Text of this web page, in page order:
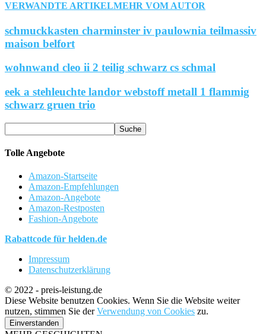
VERWANDTE ARTIKELMEHR VOM AUTOR
schmuckkasten charminster iv paulownia teilmassiv
maison belfort
wohnwand cleo ii 2 teilig schwarz cs schmal
eek a stehleuchte landor webstoff metall 1 flammig
schwarz gruen trio
Tolle Angebote
Amazon-Startseite
Amazon-Empfehlungen
Amazon-Angebote
Amazon-Restposten
Fashion-Angebote
Rabattcode für helden.de
Impressum
Datenschutzerklärung
© 2022 - preis-leistung.de
Diese Website benutzen Cookies. Wenn Sie die Website weiter
nutzen, stimmen Sie derVerwendung von Cookies zu.
Einverstanden